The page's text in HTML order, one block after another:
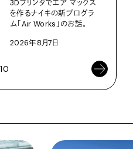
3Dプリンタでエア マックス
を作るナイキの新プログラ
ム「Air Works」のお話。
2026年8月7日